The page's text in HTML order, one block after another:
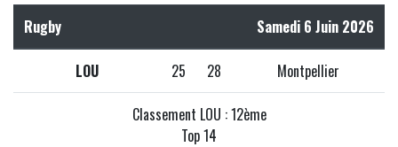
Rugby Samedi 6 Juin 2026
LOU 25 28 Montpellier
Classement LOU : 12ème
Top 14